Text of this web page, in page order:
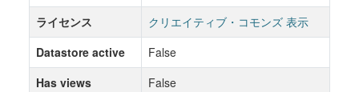
ライセンス
クリエイティブ・コモンズ 表示
Datastore active
False
Has views
False